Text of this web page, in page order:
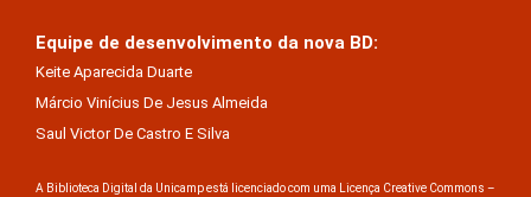
Equipe de desenvolvimento da nova BD:
Keite Aparecida Duarte
Márcio Vinícius De Jesus Almeida
Saul Victor De Castro E Silva
A Biblioteca Digital da Unicamp está licenciado com uma Licença Creative Commons –